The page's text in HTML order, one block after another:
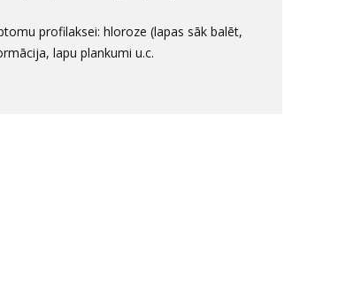
profilaksei: hloroze (lapas sāk balēt,
lapu plankumi u.c.